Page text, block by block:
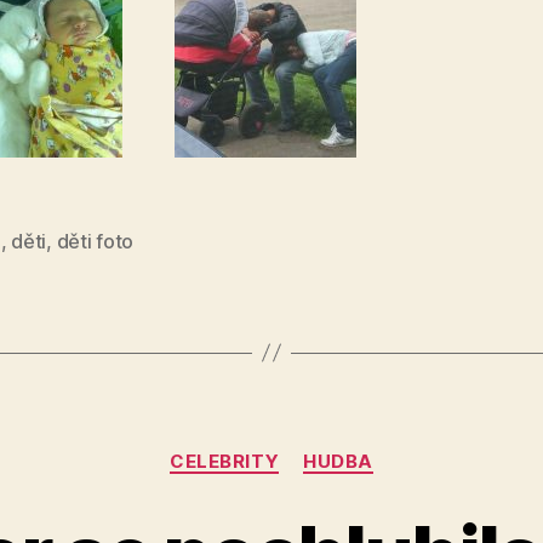
, děti, děti foto
Rubriky
CELEBRITY HUDBA